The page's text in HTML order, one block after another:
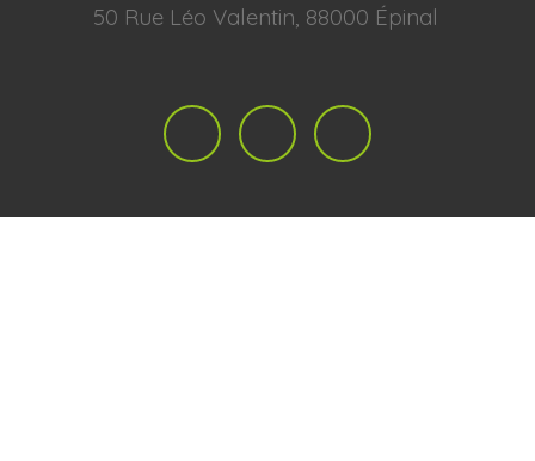
50 Rue Léo Valentin, 88000 Épinal